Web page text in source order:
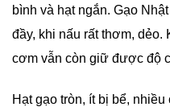
bình và hạt ngắn. Gạo
đầy, khi nấu rất thơm, dẻo.
cơm vẫn còn giữ được độ
Hạt gạo tròn, ít bị bể,